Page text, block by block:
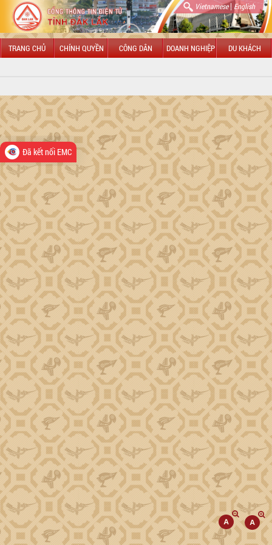
Vietnamese| English
TRANG CHỦ CHÍNH QUYỀN CÔNG DÂN DOANH NGHIỆP DU KHÁCH
Tổng quan Đắk Lắk
HĐND tỉnh Đắk Lắk
UBND tỉnh Đắk Lắk
LÃNH ĐẠO UBND TỈNH
Chủ tịch Đỗ Hữu Huy
Phó Chủ tịch Hồ Thị Nguyên Thảo
Phó Chủ tịch Nguyễn Thiên Văn
Phó Chủ tịch Trương Công Thái
Phó Chủ tịch Đào Mỹ
Phó Chủ tịch Y Nhuân Byă
TIN TỨC SỰ KIỆN
Tiếp cận thông tin
Kinh tế
Đột phá phát triển KHCN, ĐMST, CĐS
Văn hóa, Xã hội
Giảm nghèo về thông tin
Cải cách hành chính
Giáo dục, Khoa học, Công nghệ
Chương trình tái canh cây cà phê
Đã kết nối EMC